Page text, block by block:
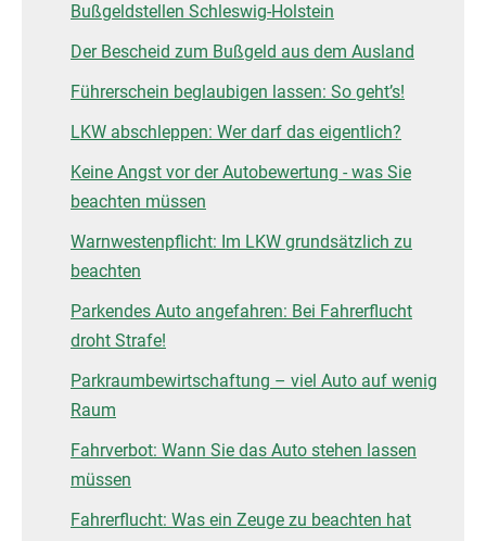
Bußgeldstellen Schleswig-Holstein
Der Bescheid zum Bußgeld aus dem Ausland
Führerschein beglaubigen lassen: So geht’s!
LKW abschleppen: Wer darf das eigentlich?
Keine Angst vor der Autobewertung - was Sie
beachten müssen
Warnwestenpflicht: Im LKW grundsätzlich zu
beachten
Parkendes Auto angefahren: Bei Fahrerflucht
droht Strafe!
Parkraumbewirtschaftung – viel Auto auf wenig
Raum
Fahrverbot: Wann Sie das Auto stehen lassen
müssen
Fahrerflucht: Was ein Zeuge zu beachten hat